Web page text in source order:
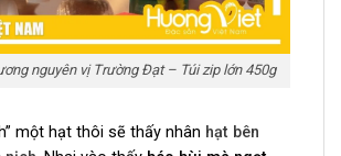
nguyên vị Trường Đạt – Túi zip lớn 450g
một hạt thôi sẽ thấy nhân hạt bên